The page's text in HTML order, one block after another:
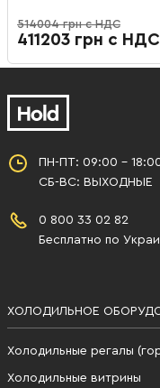
514004 грн с НДС
411203 грн с НДС
ПН-ПТ: 09:00 -
СБ-ВС: ВЫХОДНЫЕ
0 800 33 02 82
Бесплатно по
ХОЛОДИЛЬНОЕ
Холодильные регалы
Холодильные витрины